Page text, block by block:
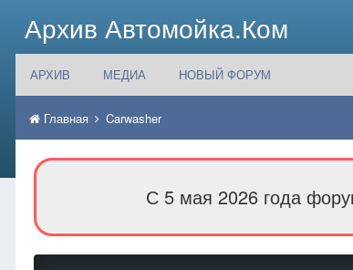
Архив Автомойка.Ком
АРХИВ МЕДИА НОВЫЙ ФОРУМ
Главная Carwasher
С 5 мая 2026 года